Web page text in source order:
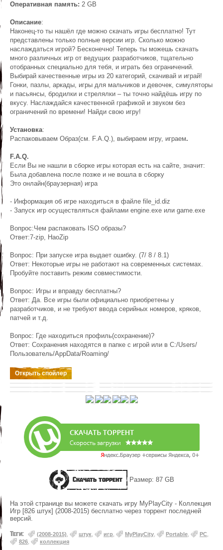
Оперативная память: 2 GB
Описание:
Наконец-то ты нашёл где можно скачать игры бесплатно! Тут
представлены только полные версии игр. Сколько можно
наслаждаться игрой? Бесконечно! Теперь ты можешь скачать
много различных игр от ведущих разработчиков, тщательно
отобранных специально для тебя, и играть без ограничений.
Выбирай качественные игры из 20 категорий, скачивай и играй!
Гонки, пазлы, аркады, игры для мальчиков и девочек, симуляторы
и пасьянсы, бродилки и стрелялки – ты точно найдёшь игру по
вкусу. Наслаждайся качественной графикой и звуком без
ограничений по времени! Найди свою игру!
Установка:
Распаковываем Образ(см. F.A.Q.), выбираем игру, играем.
F.A.Q.
Если Вы не нашли в сборке игры которая есть на сайте, значит:
Была добавлена после позже и не вошла в сборку
Это онлайн(браузерная) игра
- Информация об игре находиться в файле file_id.diz
- Запуск игр осуществляться файлами engine.exe или game.exe
Вопрос:Чем распаковать ISO образы?
Ответ:7-zip, HaoZip
Вопрос: При запуске игра выдает ошибку. (7/ 8 / 8.1)
Ответ: Некоторые игры не работают на современных системах.
Пробуйте поставить режим совместимости.
Вопрос: Игры и вправду бесплатны?
Ответ: Да. Все игры были официально приобретены у
разработчиков, и не требуют ввода серийных номеров, кряков,
патчей и т.д.
Вопрос: Где находиться профиль(сохранение)?
Ответ: Сохранения находятся в папке с игрой или в C:/Users/
Пользователь/AppData/Roaming/
Скачать торрент Размер: 87 GB
На этой странице вы можете скачать игру MyPlayCity - Коллекция
Игр [826 штук] (2008-2015) бесплатно через торрент последней
версий.
Теги: (2008-2015) штук игр MyPlayCity Portable PC
826
коллекция